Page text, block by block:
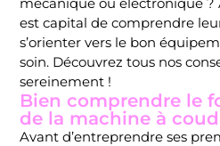
est capital de comprendre
s’orienter vers le bon
soin. Découvrez tous nos
sereinement !
Bien comprendre le
de la machine à
Avant d’entreprendre ses